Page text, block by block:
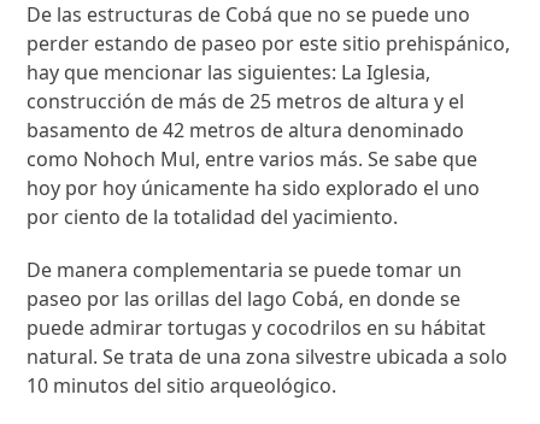
De las estructuras de Cobá que no se puede uno
perder estando de paseo por este sitio prehispánico,
hay que mencionar las siguientes: La Iglesia,
construcción de más de 25 metros de altura y el
basamento de 42 metros de altura denominado
como Nohoch Mul, entre varios más. Se sabe que
hoy por hoy únicamente ha sido explorado el uno
por ciento de la totalidad del yacimiento.
De manera complementaria se puede tomar un
paseo por las orillas del lago Cobá, en donde se
puede admirar tortugas y cocodrilos en su hábitat
natural. Se trata de una zona silvestre ubicada a solo
10 minutos del sitio arqueológico.